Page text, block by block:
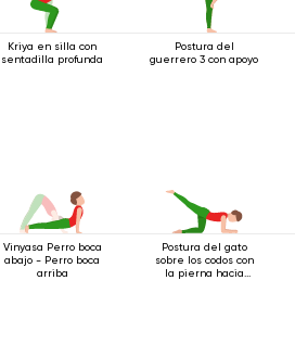
Kriya en silla con
sentadilla profunda
Postura del
guerrero 3 con apoyo
Vinyasa Perro boca
abajo - Perro boca
arriba
Postura del gato
sobre los codos con
la pierna hacia